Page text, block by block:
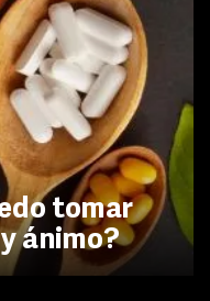
tomar
ánimo?